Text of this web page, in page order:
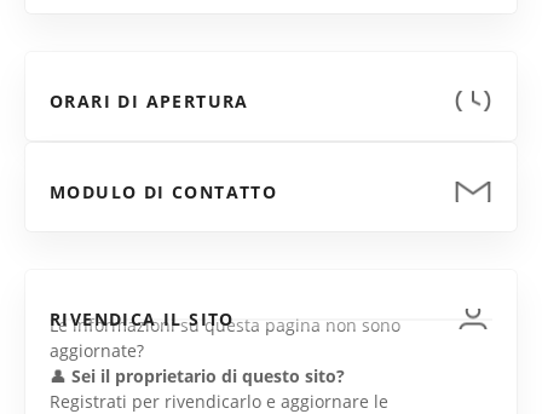
ORARI DI APERTURA
MODULO DI CONTATTO
RIVENDICA IL SITO
Le informazioni su questa pagina non sono
aggiornate?
👤 Sei il proprietario di questo sito?
Registrati per rivendicarlo e aggiornare le